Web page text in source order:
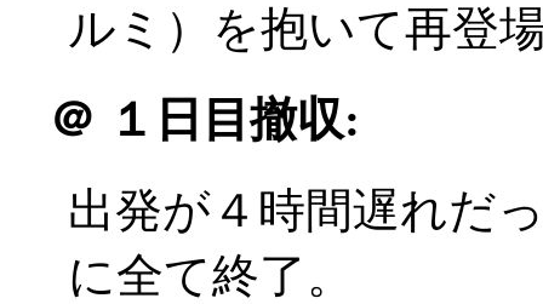
ルミ）を抱いて再登
＠ １日目撤収:
出発が４時間遅れだ
に全て終了。